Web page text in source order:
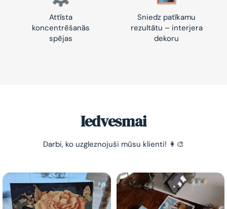
Attīsta
koncentrēšanās
spējas
Sniedz patīkamu
rezultātu – interjera
dekoru
Iedvesmai
Darbi, ko uzgleznojuši mūsu klienti! 👩‍🎨
-10% pirmajam pasūtījumam
GleznoPats.lvPrivātuma politika